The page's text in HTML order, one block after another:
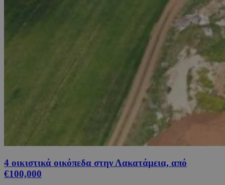
4 οικιστικά οικόπεδα στην Λακατάμεια, από
€100,000